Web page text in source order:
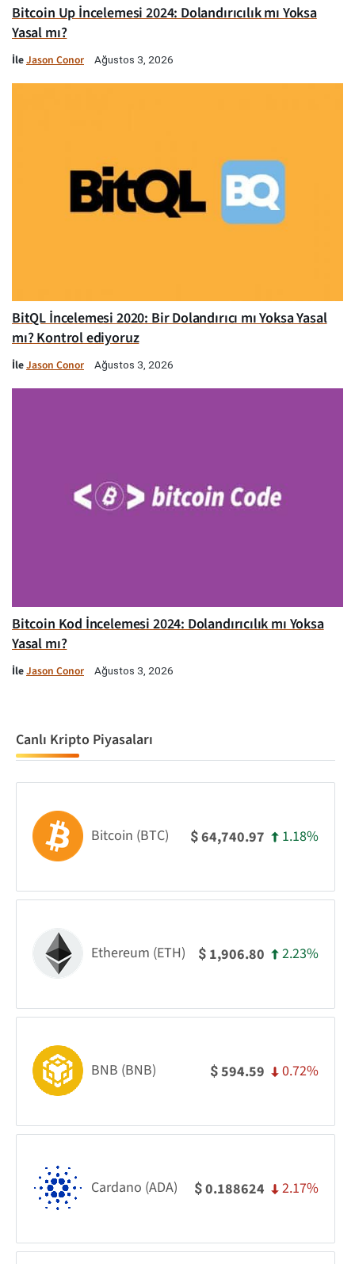
Bitcoin Up İncelemesi 2024: Dolandırıcılık mı Yoksa
Yasal mı?
İleJason Conor Ağustos 3, 2026
BitQL İncelemesi 2020: Bir Dolandırıcı mı Yoksa Yasal
mı? Kontrol ediyoruz
İleJason Conor Ağustos 3, 2026
Bitcoin Kod İncelemesi 2024: Dolandırıcılık mı Yoksa
Yasal mı?
İleJason Conor Ağustos 3, 2026
Canlı Kripto Piyasaları
Bitcoin (BTC) $64,740.97 1.18%
Ethereum (ETH) $ 1,906.80 2.23%
BNB (BNB) $594.59 0.72%
Cardano (ADA) $0.188624 2.17%